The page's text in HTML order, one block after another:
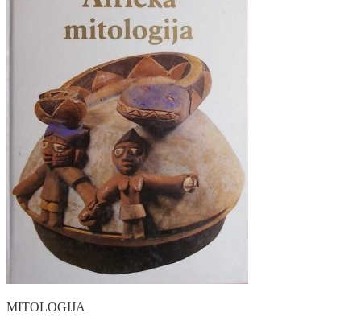
MITOLOGIJA